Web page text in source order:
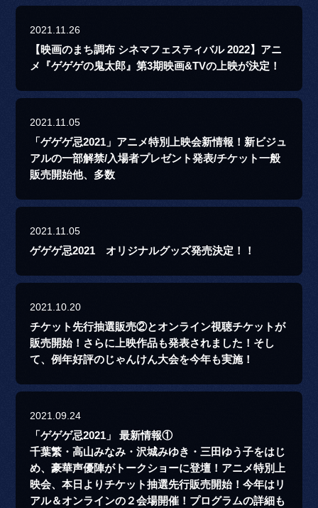
2021.11.26
【映画のまち調布 シネマフェスティバル 2022】アニ
メ『ゲゲゲの鬼太郎』第3期映画&TVの上映が決定！
2021.11.05
「ゲゲゲ忌2021」アニメ特別上映会新情報！新ビジュ
アルの一部解禁/入場者プレゼント発表/チケット一般
販売開始他、多数
2021.11.05
ゲゲゲ忌2021 オリジナルグッズ発売決定！！
2021.10.20
チケット先行抽選販売②とオンライン視聴チケットが
販売開始！さらに上映作品も発表されました！そし
て、例年好評のじゃんけん大会を今年も実施！
2021.09.24
「ゲゲゲ忌2021」 最新情報①
千葉繁・高山みなみ・沢城みゆき・三田ゆう子をはじ
め、豪華声優陣がトークショーに登壇！アニメ特別上
映会、本日よりチケット抽選先行販売開始！今年はリ
アル＆オンラインの２会場開催！プログラムの詳細も